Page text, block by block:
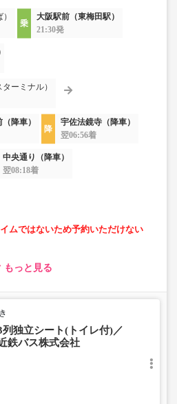
大阪駅前（東梅田駅）
21:30発
ーミナル）
降車）
宇佐法鏡寺（降車）
翌06:56着
中央通り（降車）
翌08:18着
ムではないため予約いただけない
シート
Wi-Fiが搭載されていない車両
ンセント）あり
清掃、除菌
もっと見る
列独立シート(トイレ付)／
鉄バス株式会社